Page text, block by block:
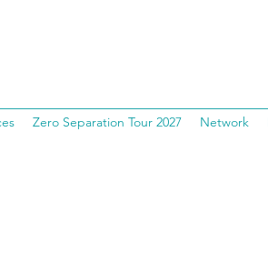
Zero Separation Tour 2027 Network